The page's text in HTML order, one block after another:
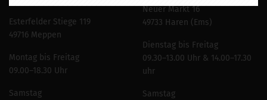
Esterfelder Stiege 119
49716 Meppen
Montag bis Freitag
09.00–18.30 Uhr
Samstag
Neuer Markt 16
49733 Haren (Ems)
Dienstag bis Freitag
09.30–13.00 Uhr & 14.00–17.30
uhr
Samstag